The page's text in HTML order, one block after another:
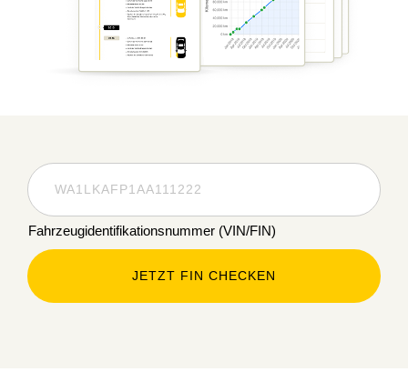
Fahrzeugidentifikationsnummer (VIN/FIN)
JETZT FIN CHECKEN